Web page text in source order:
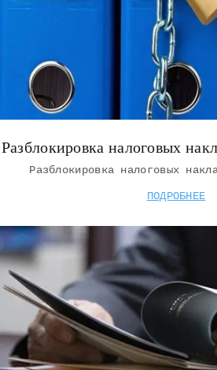
Разблокировка налоговых
Разблокировка налоговых
ПОДРОБНЕЕ